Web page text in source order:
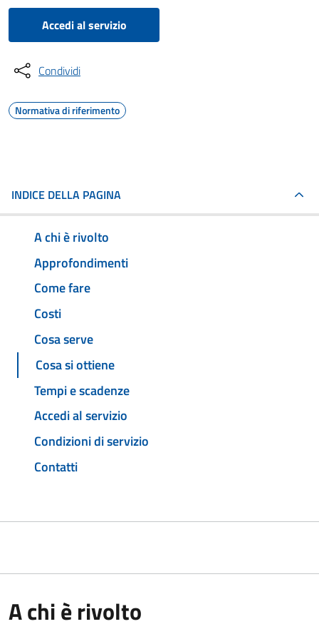
Accedi al servizio
Condividi
Normativa di riferimento
INDICE DELLA PAGINA
A chi è rivolto
Approfondimenti
Come fare
Costi
Cosa serve
Cosa si ottiene
Tempi e scadenze
Accedi al servizio
Condizioni di servizio
Contatti
A chi è rivolto